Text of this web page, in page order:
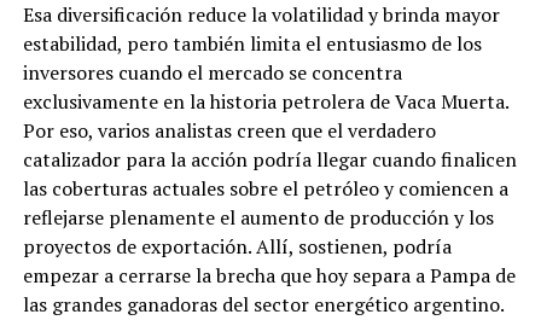
Esa diversificación reduce la volatilidad y brinda mayor
estabilidad, pero también limita el entusiasmo de los
inversores cuando el mercado se concentra
exclusivamente en la historia petrolera de Vaca Muerta.
Por eso, varios analistas creen que el verdadero
catalizador para la acción podría llegar cuando finalicen
las coberturas actuales sobre el petróleo y comiencen a
reflejarse plenamente el aumento de producción y los
proyectos de exportación. Allí, sostienen, podría
empezar a cerrarse la brecha que hoy separa a Pampa de
las grandes ganadoras del sector energético argentino.